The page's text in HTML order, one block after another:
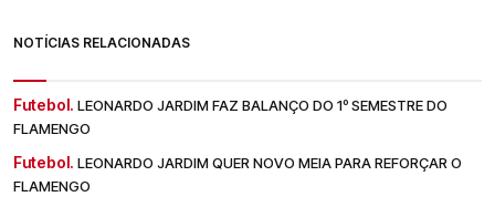
NOTÍCIAS RELACIONADAS
Futebol. LEONARDO JARDIM FAZ BALANÇO DO 1º SEMESTRE DO
FLAMENGO
Futebol. LEONARDO JARDIM QUER NOVO MEIA PARA REFORÇAR O
FLAMENGO